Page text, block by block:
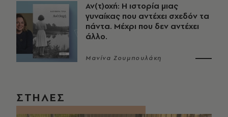
Αν(τ)οχή: Η ιστορία μιας
γυναίκας που αντέχει σχεδόν τα
πάντα. Μέχρι που δεν αντέχει
άλλο.
Μανίνα Ζουμπουλάκη
ΣΤΗΛΕΣ